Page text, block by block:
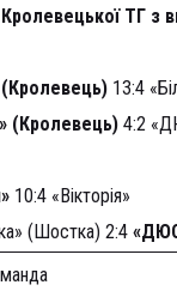
ТГ з
13:4
(Кролевець) 4:2
10:4 «Вікторія»
(Шостка) 2:4